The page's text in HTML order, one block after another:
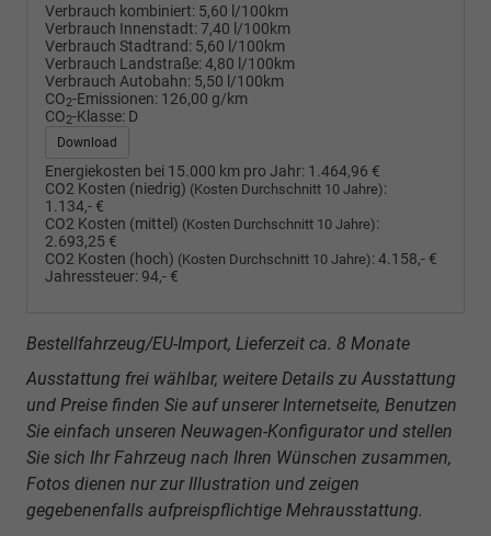
Verbrauch kombiniert: 5,60 l/100km
Verbrauch Innenstadt:7,40 l/100km
Verbrauch Stadtrand: 5,60 l/100km
Verbrauch Landstraße:4,80 l/100km
Verbrauch Autobahn: 5,50 l/100km
CO2-Emissionen: 126,00 g/km
CO2-Klasse: D
Download
Energiekosten bei 15.000 km pro Jahr: 1.464,96 €
CO2 Kosten (niedrig) (Kosten Durchschnitt 10 Jahre):
1.134,- €
CO2 Kosten (mittel) (Kosten Durchschnitt 10 Jahre):
2.693,25 €
CO2 Kosten (hoch) (Kosten Durchschnitt 10 Jahre):4.158,- €
Jahressteuer: 94,- €
Bestellfahrzeug/EU-Import, Lieferzeit ca. 8 Monate
Ausstattung frei wählbar, weitere Details zu Ausstattung
und Preise finden Sie auf unserer Internetseite, Benutzen
Sie einfach unseren Neuwagen-Konfigurator und stellen
Sie sich Ihr Fahrzeug nach Ihren Wünschen zusammen,
Fotos dienen nur zur Illustration und zeigen
gegebenenfalls aufpreispflichtige Mehrausstattung.